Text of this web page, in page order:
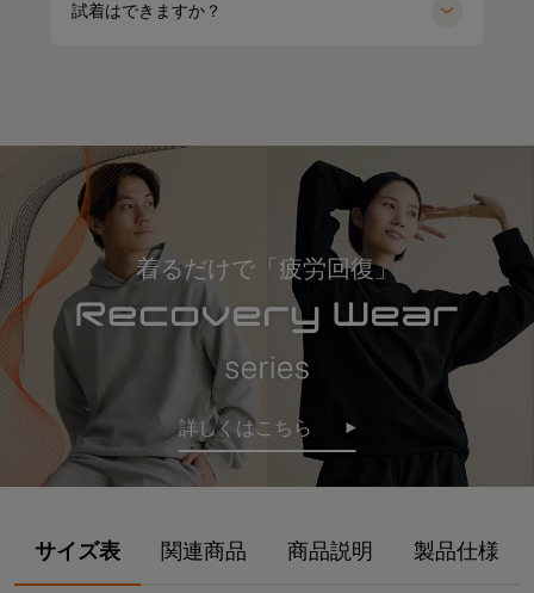
試着はできますか？
着るだけで「疲労回復」
詳しくはこちら
サイズ表 関連商品 商品説明 製品仕様